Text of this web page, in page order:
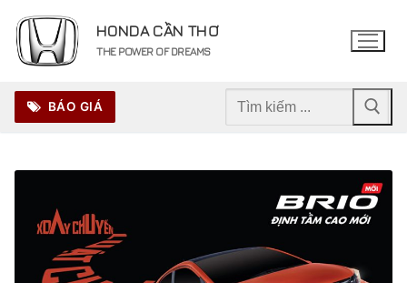
đến
nội
HONDA CẦN THƠ
THE POWER OF DREAMS
BÁO GIÁ
Tìm